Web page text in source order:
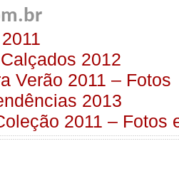
2012
Verão 2011 – Fotos
2013
2011 – Fotos